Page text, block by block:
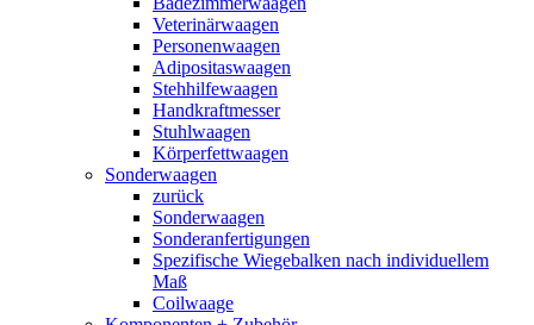
Veterinärwaagen
Personenwaagen
Adipositaswaagen
Stehhilfewaagen
Handkraftmesser
Stuhlwaagen
Körperfettwaagen
Sonderwaagen
zurück
Sonderwaagen
Sonderanfertigungen
Spezifische Wiegebalken nach individuellem
Maß
Coilwaage